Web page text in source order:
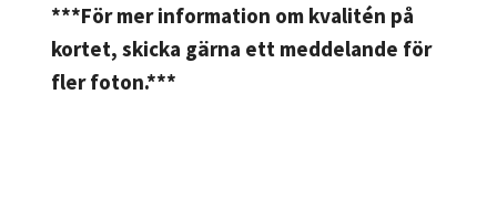
***För mer information om kvalitén på
kortet, skicka gärna ett meddelande för
fler foton.***